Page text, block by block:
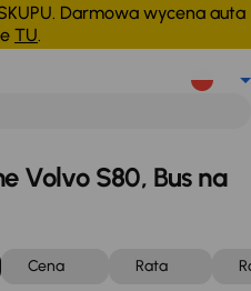
Darmowa wycena auta
TU.
wszystko
Volvo S80, Bus na
Cena Rata